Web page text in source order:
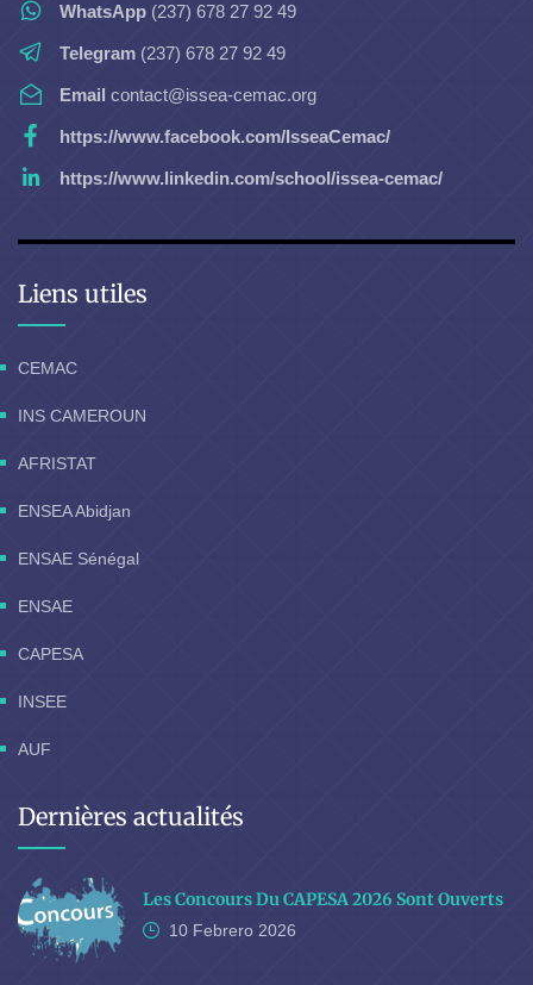
WhatsApp (237) 678 27 92 49
Telegram (237) 678 27 92 49
Email contact@issea-cemac.org
https://www.facebook.com/IsseaCemac/
https://www.linkedin.com/school/issea-cemac/
Liens utiles
CEMAC
INS CAMEROUN
AFRISTAT
ENSEA Abidjan
ENSAE Sénégal
ENSAE
CAPESA
INSEE
AUF
Dernières actualités
Les Concours Du CAPESA 2026 Sont Ouverts
10 Febrero 2026